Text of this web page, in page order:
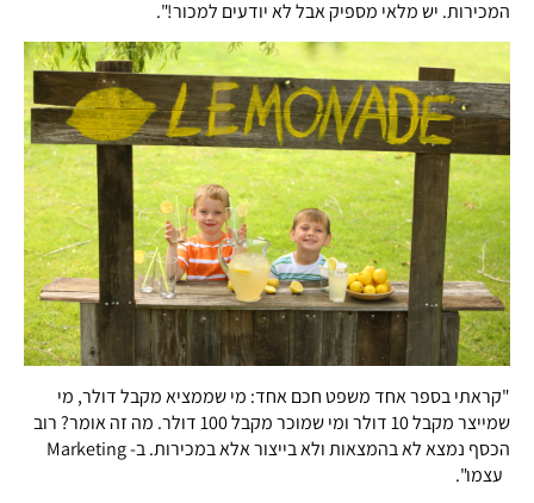
המכירות. יש מלאי מספיק אבל לא יודעים למכור!".
"קראתי בספר אחד משפט חכם אחד: מי שממציא מקבל דולר, מי
שמייצר מקבל 10 דולר ומי שמוכר מקבל 100 דולר. מה זה אומר? רוב
הכסף נמצא לא בהמצאות ולא בייצור אלא במכירות. ב- Marketing
עצמו".